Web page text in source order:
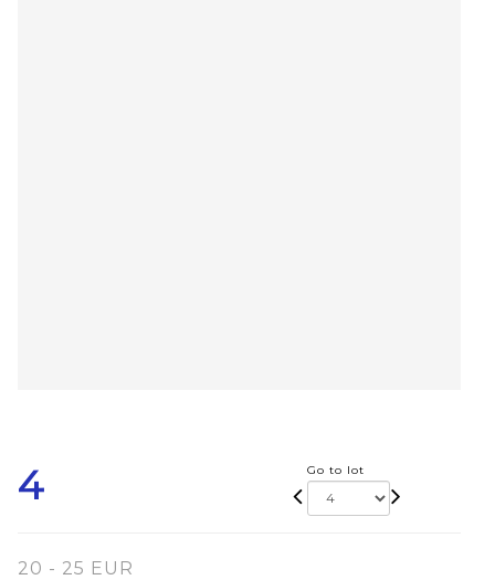
4 Go to lot
20 - 25 EUR